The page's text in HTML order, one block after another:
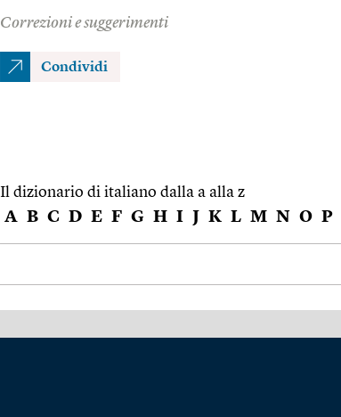
Correzioni e suggerimenti
Condividi
Il dizionario di italiano dalla a alla z
A B C D E F G H I J K L M N O P